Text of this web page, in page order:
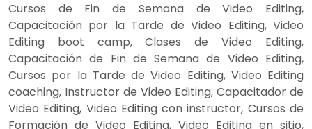
Cursos de Fin de Semana de Video Editing,
Capacitación por la Tarde de Video Editing, Video
Editing boot camp, Clases de Video Editing,
Capacitación de Fin de Semana de Video Editing,
Cursos por la Tarde de Video Editing, Video Editing
coaching, Instructor de Video Editing, Capacitador de
Video Editing, Video Editing con instructor, Cursos de
Formación de Video Editing, Video Editing en sitio,